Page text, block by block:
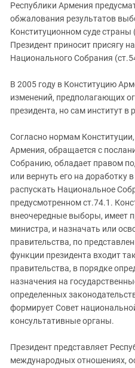
Чечня
Южная Осетия
Южный Кавказ
ЮФО
Республики Армения
обжалования результатов
Конституционном суде страны
Президент приносит присягу
Национального Собрания
В 2005 году в Конституцию
изменений, предполагающих
президента, но сам институт
Согласно нормам
Армения, обращается с
Собранию, обладает правом
или вернуть его на доработку
распускать Национальное
предусмотренном ст.74.1.
внеочередные выборы, имеет
министра, и назначать или
правительства, по
функции президента входит
правительства, в порядке
назначения на
определенных
формирует Совет
консультативные органы.
Президент представляет
международных отношениях,